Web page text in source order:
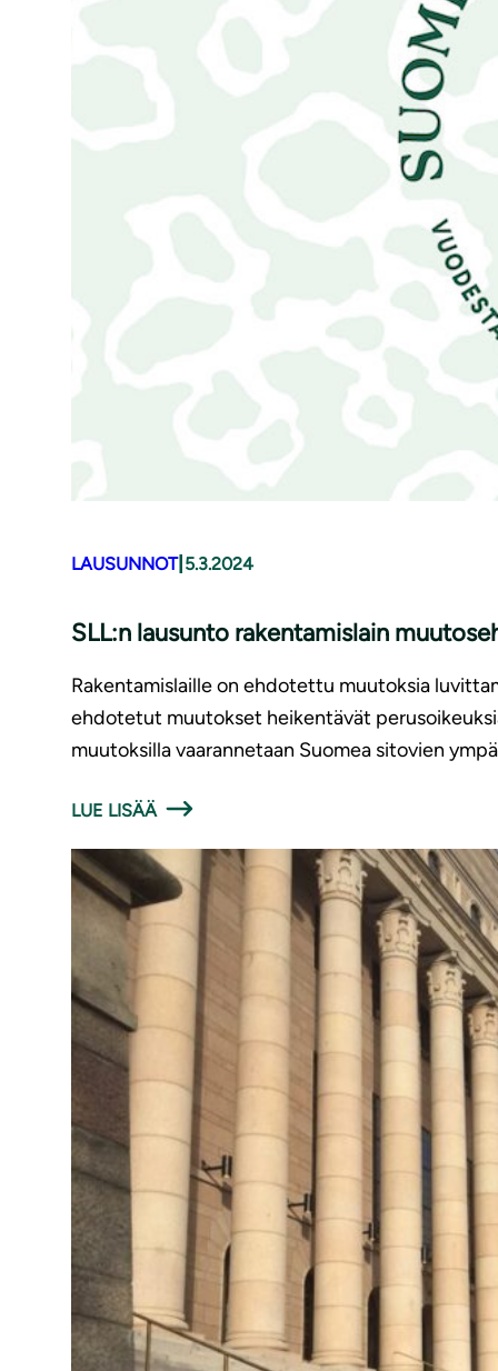
LAUSUNNOT| 5.3.2024
SLL:n lausunto rakentamislain
Rakentamislaille on ehdotettu muutoksia
ehdotetut muutokset heikentävät
muutoksilla vaarannetaan Suomea sitovien
LUE LISÄÄ